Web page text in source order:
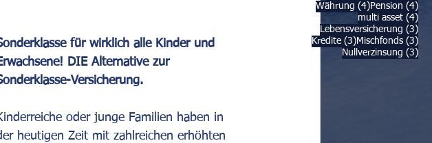
Währung (4)4 Beiträge
Pension (4)4
multi asset (4)4
Lebensversicherung (3)3
Kredite (3)3 Beiträge
Mischfonds (3)3
Nullverzinsung (3)3
für wirklich alle Kinder und
DIE Alternative zur
Versicherung.
oder junge Familien haben in
heutigen Zeit mit zahlreichen erhöhten